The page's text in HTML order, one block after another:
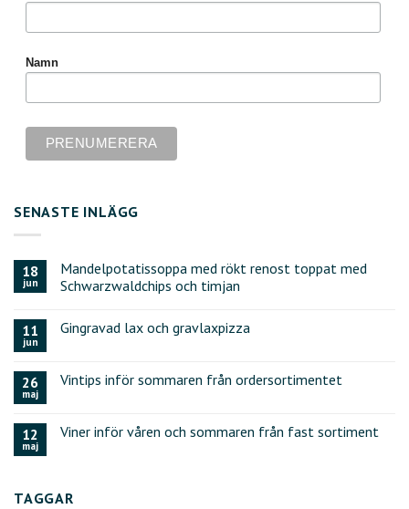
Namn
SENASTE INLÄGG
18
jun
Mandelpotatissoppa med rökt renost toppat med
Schwarzwaldchips och timjan
11
jun
Gingravad lax och gravlaxpizza
26
maj
Vintips inför sommaren från ordersortimentet
12
maj
Viner inför våren och sommaren från fast sortiment
TAGGAR